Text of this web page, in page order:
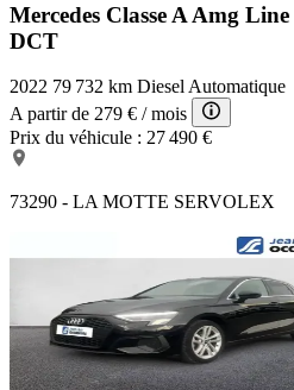
Mercedes Classe A Amg Line
DCT
2022 79 732 km DieselAutomatique
A partir de 279 € / mois
Prix du véhicule : 27 490 €
73290 - LA MOTTE SERVOLEX